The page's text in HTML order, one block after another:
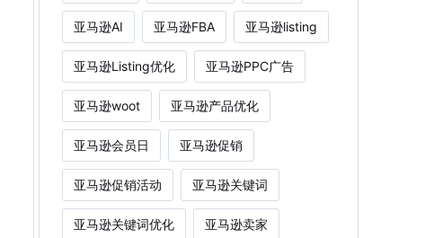
亚马逊AI 亚马逊FBA 亚马逊listing
亚马逊Listing优化 亚马逊PPC广告
亚马逊woot 亚马逊产品优化
亚马逊会员日 亚马逊促销
亚马逊促销活动 亚马逊关键词
亚马逊关键词优化 亚马逊卖家